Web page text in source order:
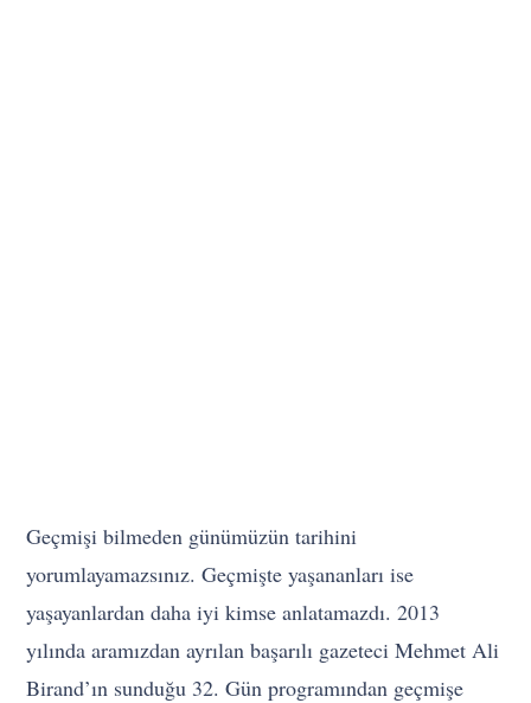
Geçmişi bilmeden günümüzün tarihini
yorumlayamazsınız. Geçmişte yaşananları ise
yaşayanlardan daha iyi kimse anlatamazdı. 2013
yılında aramızdan ayrılan başarılı gazeteci Mehmet Ali
Birand’ın sunduğu 32. Gün programından geçmişe